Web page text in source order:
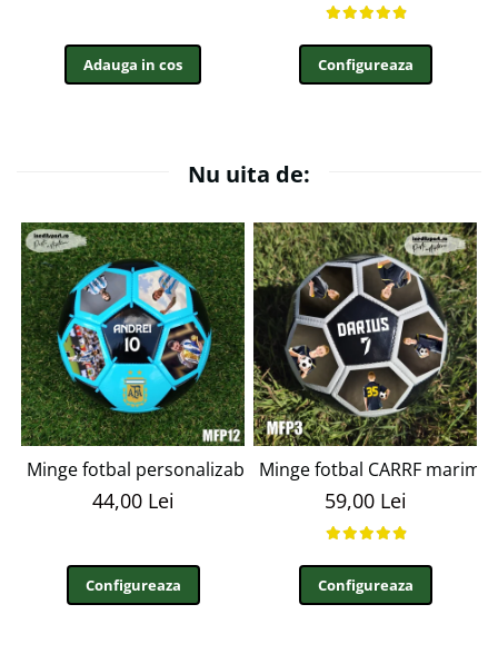
Adauga in cos Configureaza
Nu uita de:
Minge fotbal personalizabila cu poza si text MFN12
44,00 Lei
Configureaza
Minge fotbal CARRF
59,00 Lei
Configureaza